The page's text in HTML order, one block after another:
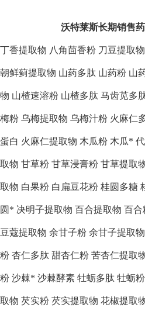
沃特莱斯长期销售
丁香提取物 八角茴香粉 刀豆提取物
朝鲜蓟提取物 山药多肽 山药粉 山
物 山楂速溶粉 山楂多肽 马齿苋多
梅粉 乌梅提取物 乌梅汁粉 火麻仁
蛋白 火麻仁提取物 木瓜粉 木瓜*
取物 甘草粉 甘草浸膏粉 甘草提取
取物 白果粉 白扁豆花粉 桂圆多糖
圆* 决明子提取物 百合提取物 百合
豆蔻提取物 余甘子粉 余甘子提取物
粉 杏仁多肽 甜杏仁粉 苦杏仁提取
粉 沙棘* 沙棘酵素 牡蛎多肽 牡蛎粉
取物 芡实粉 芡实提取物 花椒提取